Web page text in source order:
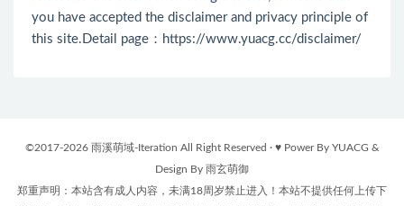
you have accepted the disclaimer and privacy principle of
this site.Detail page： https://www.yuacg.cc/disclaimer/
©2017-2026 雨溪萌域-Iteration All Right Reserved · ♥ Power By YUACG &
Design By 雨玄萌御
郑重声明：本站含有成人内容，未满18周岁禁止进入！本站不提供任何上传下